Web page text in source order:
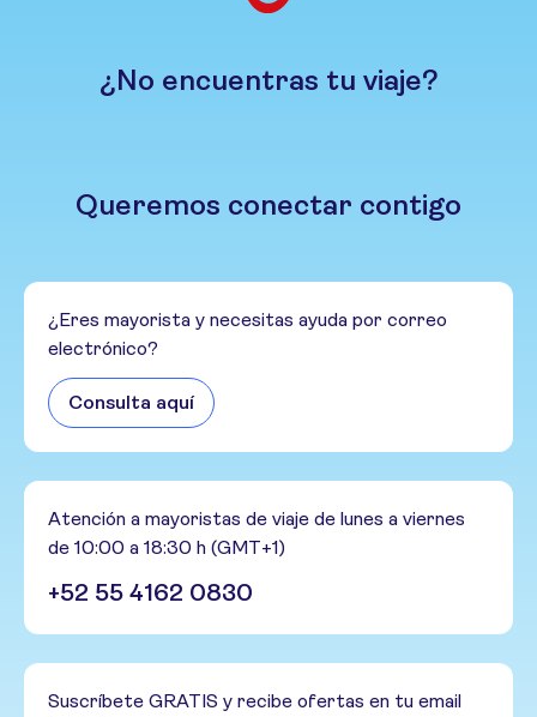
¿No encuentras tu viaje?
Queremos conectar contigo
¿Eres mayorista y necesitas ayuda por correo
electrónico?
Consulta aquí
Atención a mayoristas de viaje de lunes a viernes
de 10:00 a 18:30 h (GMT+1)
+52 55 4162 0830
Suscríbete GRATIS y recibe ofertas en tu email